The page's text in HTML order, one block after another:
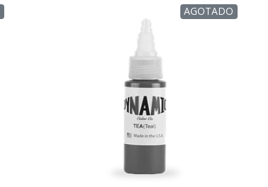
AGOTADO